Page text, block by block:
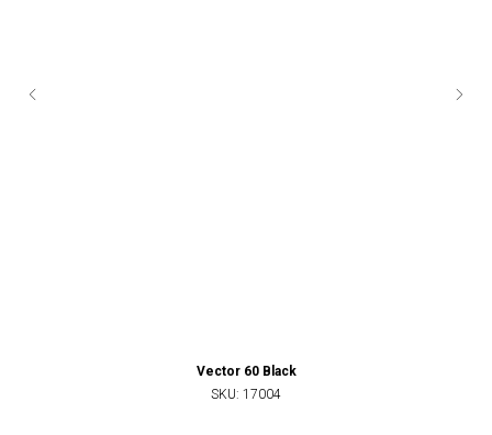
Vector 60 Black
SKU: 17004